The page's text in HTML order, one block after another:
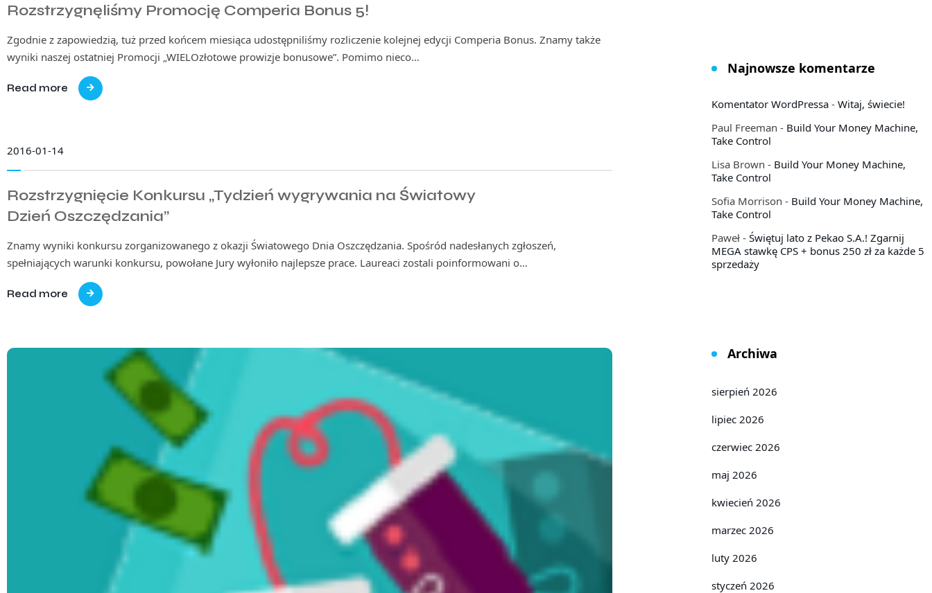
Rozstrzygnęliśmy Promocję Comperia Bonus 5!
Zgodnie z zapowiedzią, tuż przed końcem miesiąca udostępniliśmy rozliczenie kolejnej edycji Comperia Bonus. Znamy także
wyniki naszej ostatniej Promocji „WIELOzłotowe prowizje bonusowe”. Pomimo nieco…
Read more
2016-01-14
Rozstrzygnięcie Konkursu „Tydzień wygrywania na Światowy
Dzień Oszczędzania”
Znamy wyniki konkursu zorganizowanego z okazji Światowego Dnia Oszczędzania. Spośród nadesłanych zgłoszeń,
spełniających warunki konkursu, powołane Jury wyłoniło najlepsze prace. Laureaci zostali poinformowani o…
Read more
Najnowsze komentarze
Komentator WordPressa- Witaj, świecie!
Paul Freeman - Build Your Money Machine,
Take Control
Lisa Brown - Build Your Money Machine,
Take Control
Sofia Morrison - Build Your Money Machine,
Take Control
Paweł- Świętuj lato z Pekao S.A.! Zgarnij
MEGA stawkę CPS + bonus 250 zł za każde 5
sprzedaży
Archiwa
sierpień 2026
lipiec 2026
czerwiec 2026
maj 2026
kwiecień 2026
marzec 2026
luty 2026
styczeń 2026